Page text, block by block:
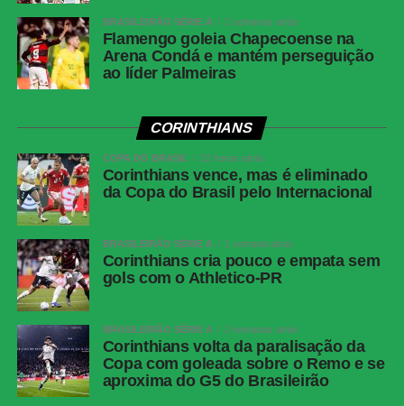
VAR
Paulo Renato Moreira da Silva Coelho (RJ)
Corinthians
Hugo Souza; Pedro Milans, André Ramalho,
Raniele e Matheuzinho; Allan, Matheus Pereira
Zakaria Labyad (Kaio César); Dieguinho (Yuri
Alberto (Rodrigo Garro)) e Lingard. Técnico:
Fernando Diniz.
Athletico-
PR
Santos; Benavídez, Terán (Aguirre) e Arthur
e Mendoza (João Cruz). Técnico: Odair
Hellmann.
Palmeiras avança às quartas da Copa do Brasil
mesmo com derrota para o Fortaleza
COMENTE ABAIXO:
BRASILEIRÃO SÉRIE A 2 semanas atrás
Flamengo goleia Chapecoense na
Arena Condá e mantém perseguição
ao líder Palmeiras
CORINTHIANS
COPA DO BRASIL 22 horas atrás
Corinthians vence, mas é eliminado
da Copa do Brasil pelo Internacional
BRASILEIRÃO SÉRIE A 1 semana atrás
Corinthians cria pouco e empata sem
gols com o Athletico-PR
BRASILEIRÃO SÉRIE A 2 semanas atrás
Corinthians volta da paralisação da
Copa com goleada sobre o Remo e se
aproxima do G5 do Brasileirão